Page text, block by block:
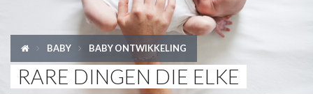
KIND
LIFESTYLE
BABY BABY ONTWIKKELING
RARE DINGEN DIE ELKE